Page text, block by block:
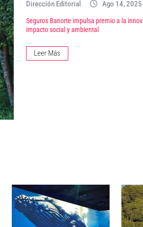
Dirección Editorial Ago 14, 2025
Seguros Banorte impulsa premio a la
impacto social y ambiental
Leer Más